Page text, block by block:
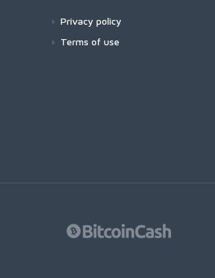
Privacy policy
Terms of use